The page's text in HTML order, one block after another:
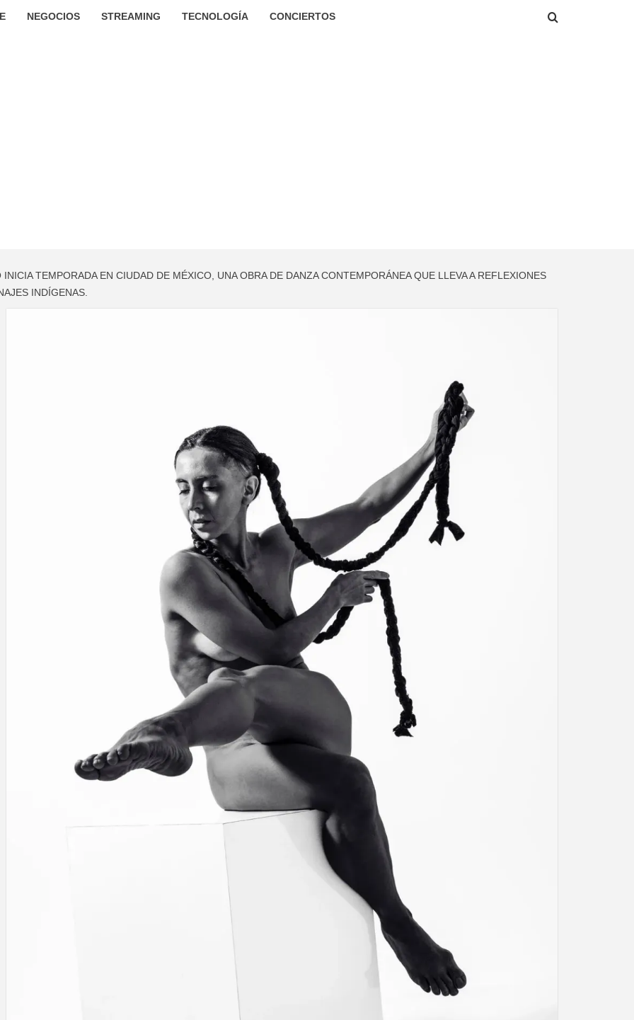
NEGOCIOS STREAMING TECNOLOGÍA CONCIERTOS
TEMPORADA EN CIUDAD DE MÉXICO, UNA OBRA DE DANZA CONTEMPORÁNEA QUE LLEVA A REFLEXIONES
INDÍGENAS.